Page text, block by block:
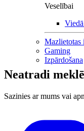
Veselībai
Mazlietotas
Gaming
Izpārdošana
Neatradi
Sazinies ar mums vai